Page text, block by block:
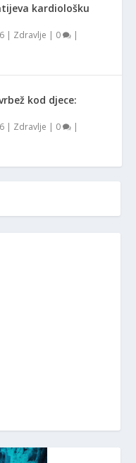
kardiološku
| Zdravlje | 0 |
kod djece:
| Zdravlje | 0 |